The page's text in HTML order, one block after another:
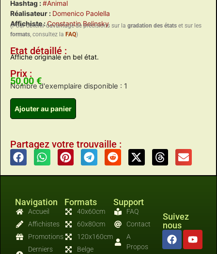
Hashtag :#Animal
Réalisateur : Domenico Paolella
Affichiste :Constantin Belinsky
(Pour obtenir davantage de précisions sur la gradation des états et sur les
formats, consultez la FAQ)
Etat détaillé :
Affiche originale en bel état.
Prix :
50,00 €
Nombre d'exemplaire disponible : 1
Ajouter au panier
Partagez votre trouvaille :
Navigation
Accueil
Affichistes
Promotions
Derniers
Formats
40x60cm
60x80cm
120x160cm
Belge
Support
FAQ
Contact
A
Propos
Suivez
nous